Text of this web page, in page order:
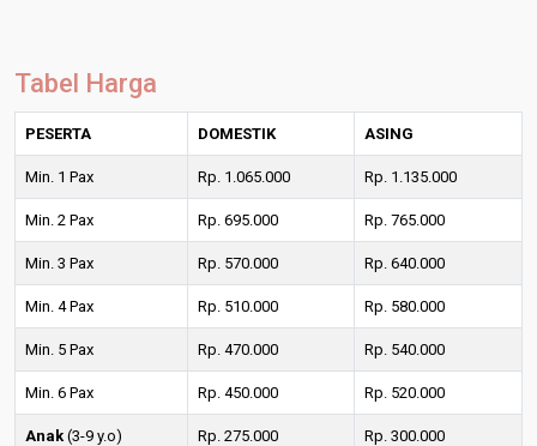
Tabel Harga
PESERTA DOMESTIK ASING
Min. 1 Pax Rp. 1.065.000 Rp. 1.135.000
Min. 2 Pax Rp. 695.000 Rp. 765.000
Min. 3 Pax Rp. 570.000 Rp. 640.000
Min. 4 Pax Rp. 510.000 Rp. 580.000
Min. 5 Pax Rp. 470.000 Rp. 540.000
Min. 6 Pax Rp. 450.000 Rp. 520.000
Anak (3-9 y.o) Rp. 275.000 Rp. 300.000